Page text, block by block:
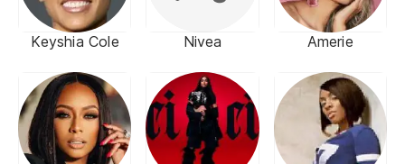
Keyshia Cole Nivea Amerie